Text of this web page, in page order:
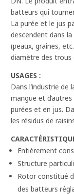
batteurs qui
La purée et le jus
descendent dans
(peaux, graines,
diamètre des trous
USAGES :
Dans l’industrie
mangue et
purées et en jus.
les résidus de
Entièrement
Structure
Rotor constitué
des batteurs